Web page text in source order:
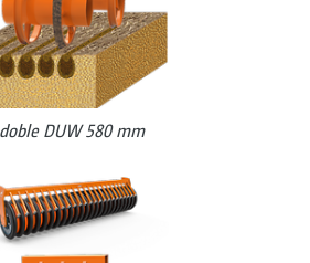
DUW 580 mm